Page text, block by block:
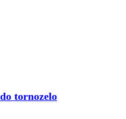
tornozelo